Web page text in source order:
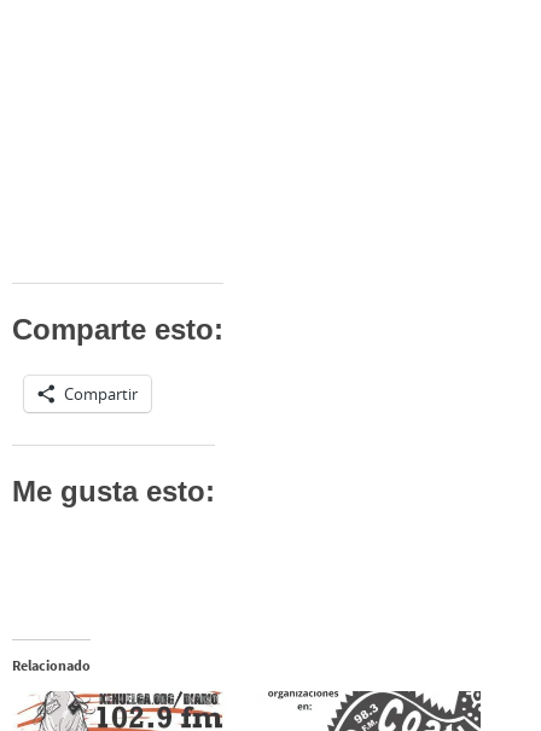
Comparte esto:
Compartir
Me gusta esto:
Relacionado